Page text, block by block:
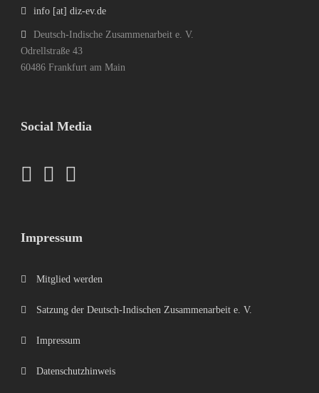
info [at] diz-ev.de
Deutsch-Indische Zusammenarbeit e. V.
Odrellstraße 43
60486 Frankfurt am Main
Social Media
Impressum
Mitglied werden
Satzung der Deutsch-Indischen Zusammenarbeit e. V.
Impressum
Datenschutzhinweis